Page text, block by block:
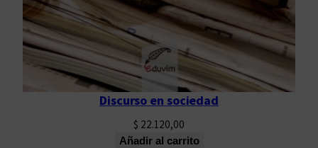
Discurso en sociedad
$ 22.120,00
Añadir al carrito